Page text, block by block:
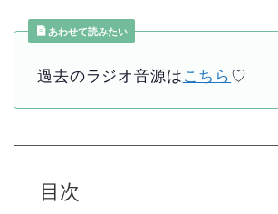
あわせて読みたい
過去のラジオ音源は こちら ♡
目次